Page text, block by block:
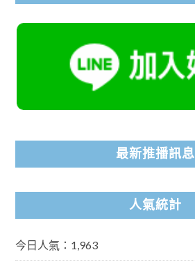
最新推播訊息
人氣統計
今日人氣：1,963